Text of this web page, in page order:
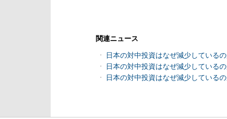
関連ニュース
· 日本の対中投資はなぜ減少している
· 日本の対中投資はなぜ減少している
· 日本の対中投資はなぜ減少している